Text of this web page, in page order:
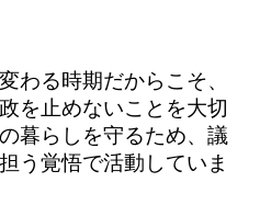
わる時期だからこそ、
を止めないことを大切
暮らしを守るため、議
う覚悟で活動していま